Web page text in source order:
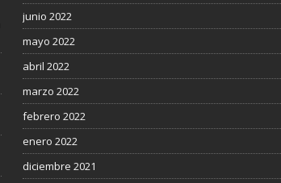
junio 2022
mayo 2022
abril 2022
marzo 2022
febrero 2022
enero 2022
diciembre 2021